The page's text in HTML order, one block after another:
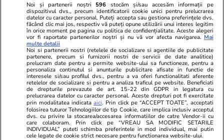
PARTENERI
Noi și partenerii noștri 596 stocăm și/sau accesăm informații pe
dispozitivul dvs., precum identificatorii cookie unici pentru prelucrarea
datelor cu caracter personal. Puteți accepta sau gestiona preferințele dvs.
făcând clic mai jos, respectiv vă puteți opune utilizării unui interes legitim
în orice moment pe pagina cu politica de confidențialitate. Aceste alegeri
vor fi raportate partenerilor noștri și nu vă vor afecta navigarea. Mai
multe detalii
Noi si partenerii nostri (retelele de socializare si agentiile de publicitate
partenere, precum si furnizorii nostri de servicii de date analitice)
prelucram date pentru a permite website-ului sa functioneze, pentru a
personaliza continutul si anunturile publicitare afisate in functie de
interesele si/sau profilul dvs., pentru a va oferi functionalitati aferente
retelelor de socializare si pentru a analiza traficul pe website. Beneficiati
de drepturile prevazute de art. 15-22 din GDPR in legatura cu
prelucrarea datelor cu caracter personal. Aceste drepturi pot fi exercitate
prin modalitatea indicataaici. Prin click pe “ACCEPT TOATE”, acceptati
folosirea tuturor Tehnologiilor de tip Cookie, care implica inclusiv acceptul
dvs. cu privire la stocarea/accesarea informatiilor de catre Vendor-ii cu
care colaboram. Prin click pe “VREAU SA MODIFIC SETARILE
INDIVIDUAL” puteti schimba preferintele in mod individual, mai putin
cele legate de cookie strict necesare pentru functionarea website-ului.